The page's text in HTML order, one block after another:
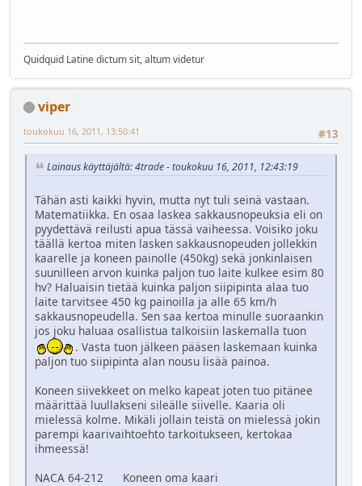
Quidquid Latine dictum sit, altum videtur
viper
#13
toukokuu 16, 2011, 13:50:41
Lainaus käyttäjältä: 4trade - toukokuu 16, 2011, 12:43:19
Tähän asti kaikki hyvin, mutta nyt tuli seinä vastaan.
Matematiikka. En osaa laskea sakkausnopeuksia eli on
pyydettävä reilusti apua tässä vaiheessa. Voisiko joku
täällä kertoa miten lasken sakkausnopeuden jollekkin
kaarelle ja koneen painolle (450kg) sekä jonkinlaisen
suunilleen arvon kuinka paljon tuo laite kulkee esim 80
hv? Haluaisin tietää kuinka paljon siipipinta alaa tuo
laite tarvitsee 450 kg painoilla ja alle 65 km/h
sakkausnopeudella. Sen saa kertoa minulle suoraankin
jos joku haluaa osallistua talkoisiin laskemalla tuon
. Vasta tuon jälkeen pääsen laskemaan kuinka
paljon tuo siipipinta alan nousu lisää painoa.
Koneen siivekkeet on melko kapeat joten tuo pitänee
määrittää luullakseni sileälle siivelle. Kaaria oli
mielessä kolme. Mikäli jollain teistä on mielessä jokin
parempi kaarivaihtoehto tarkoitukseen, kertokaa
ihmeessä!
NACA 64-212 Koneen oma kaari